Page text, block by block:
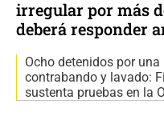
irregular por más
deberá responder
Ocho detenidos por
contrabando y lavado:
sustenta pruebas en la